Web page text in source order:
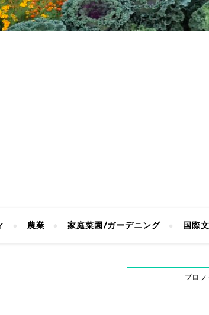
農業 家庭菜園/ガーデニング 国際
プロフ